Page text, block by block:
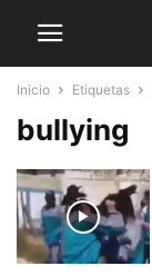
Inicio Etiquetas
bullying